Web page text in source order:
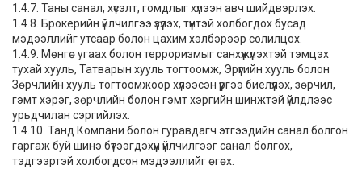
1.4.7. Таны санал, хүсэлт, гомдлыг хүлээн авч шийдвэрлэх.
1.4.8. Брокерийн үйлчилгээ үзүүлэх, түүнтэй холбогдох бусад
мэдээллийг утсаар болон цахим хэлбэрээр солилцох.
1.4.9. Мөнгө угаах болон терроризмыг санхүүжүүлэхтэй тэмцэх
тухай хууль, Татварын хууль тогтоомж, Эрүүгийн хууль болон
Зөрчлийн хууль тогтоомжоор хүлээсэн үүргээ биелүүлэх, зөрчил,
гэмт хэрэг, зөрчлийн болон гэмт хэргийн шинжтэй үйлдлээс
урьдчилан сэргийлэх.
1.4.10. Танд Компани болон гуравдагч этгээдийн санал болгон
гаргаж буй шинэ бүтээгдэхүүн үйлчилгээг санал болгох,
тэдгээртэй холбогдсон мэдээллийг өгөх.